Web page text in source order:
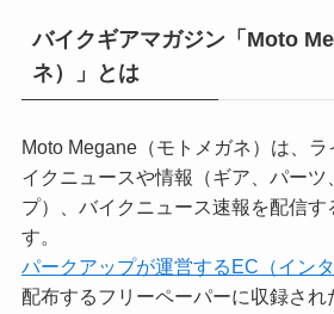
バイクギアマガジン「Moto
ネ）」とは
Moto Megane（モトメガネ）は、
イクニュースや情報（ギア、パーツ
プ）、バイクニュース速報を配信
す。
パークアップが運営するEC（インタ
配布するフリーペーパーに収録され